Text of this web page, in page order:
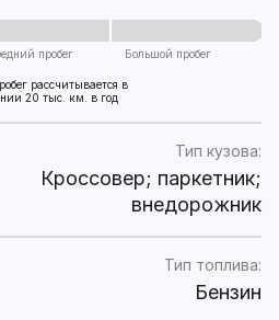
пробег Большой пробег
рассчитывается в
20 тыс. км. в год
Тип кузова:
Кроссовер; паркетник;
внедорожник
Тип топлива:
Бензин